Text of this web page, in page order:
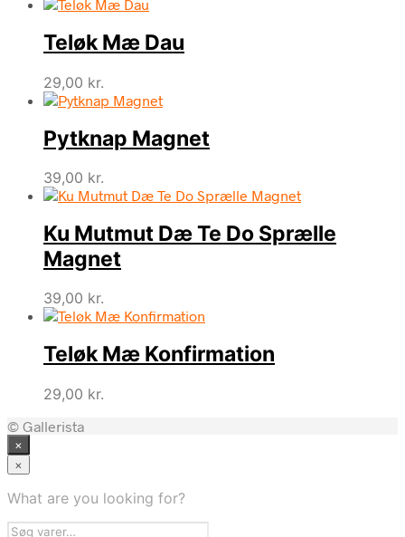
Teløk Mæ Dau
29,00 kr.
Pytknap Magnet
39,00 kr.
Ku Mutmut Dæ Te Do Sprælle
Magnet
39,00 kr.
Teløk Mæ Konfirmation
29,00 kr.
© Gallerista
×
×
What are you looking for?